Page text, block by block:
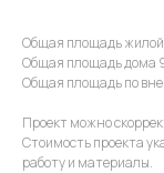
Общая площадь жилой
Общая площадь дома
Общая площадь по
Проект можно
Стоимость проекта
работу и материалы.